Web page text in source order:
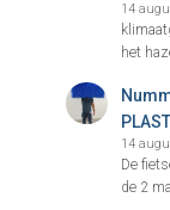
14
het
14
De
de 2